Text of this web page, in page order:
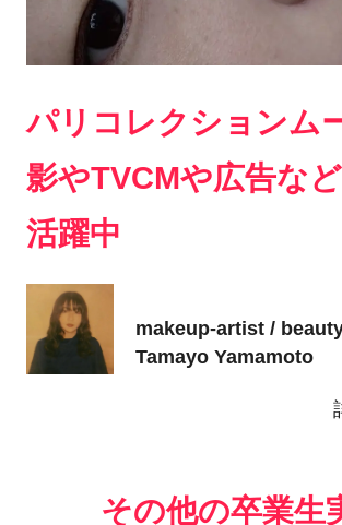
パリコレクションム
影やTVCMや広告など
活躍中
makeup-artist /
Tamayo Yamamoto
その他の卒業生